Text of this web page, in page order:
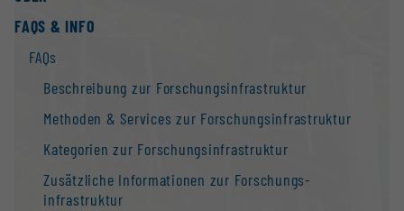
FAQS & INFO
FAQs
Beschreibung zur Forschungs­infrastruktur
Methoden & Services zur Forschungs­infrastruktur
Kategorien zur Forschungs­infrastruktur
Zusätzliche Informationen zur Forschungs­
infrastruktur